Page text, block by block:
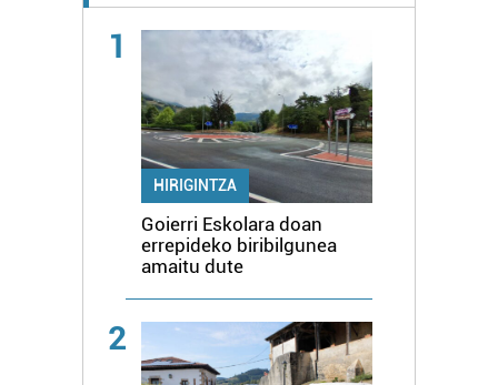
1
HIRIGINTZA
Goierri Eskolara doan
errepideko biribilgunea
amaitu dute
2